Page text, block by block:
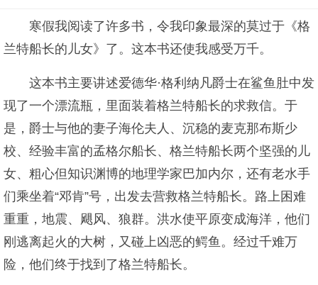
寒假我阅读了许多书，令我印象最深的莫过于《格
兰特船长的儿女》了。这本书还使我感受万千。
这本书主要讲述爱德华·格利纳凡爵士在鲨鱼肚中发
现了一个漂流瓶，里面装着格兰特船长的求救信。于
是，爵士与他的妻子海伦夫人、沉稳的麦克那布斯少
校、经验丰富的孟格尔船长、格兰特船长两个坚强的儿
女、粗心但知识渊博的地理学家巴加内尔，还有老水手
们乘坐着“邓肯”号，出发去营救格兰特船长。路上困难
重重，地震、飓风、狼群。洪水使平原变成海洋，他们
刚逃离起火的大树，又碰上凶恶的鳄鱼。经过千难万
险，他们终于找到了格兰特船长。